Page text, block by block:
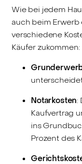
Wie bei jedem
auch beim
verschiedene
Käufer zukommen:
Notarkosten:
Kaufvertrag
ins
Prozent des